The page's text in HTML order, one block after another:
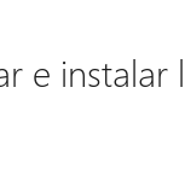
e instalar